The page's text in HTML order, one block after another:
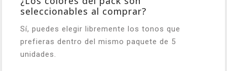
seleccionables al comprar?
Sí, puedes elegir libremente los tonos que
prefieras dentro del mismo paquete de 5
unidades.